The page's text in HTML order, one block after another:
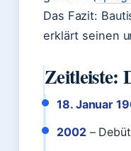
Das Fazit:
erklärt seinen
Zeitleiste:
18. Januar
2002–